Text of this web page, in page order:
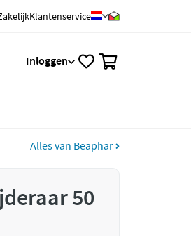
Klantenservice
Inloggen
Alles van Beaphar
50